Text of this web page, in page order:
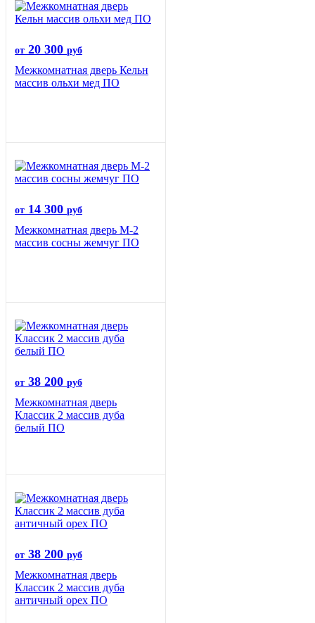
от 20 300 руб
Межкомнатная дверь Кельн
массив ольхи мед ПО
от 14 300 руб
Межкомнатная дверь М-2
массив сосны жемчуг ПО
от 38 200 руб
Межкомнатная дверь
Классик 2 массив дуба
белый ПО
от 38 200 руб
Межкомнатная дверь
Классик 2 массив дуба
античный орех ПО